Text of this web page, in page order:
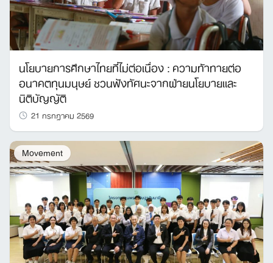
นโยบายการศึกษาไทยที่ไม่ต่อเนื่อง : ความท้าทายต่อ
อนาคตทุนมนุษย์ ชวนฟังทัศนะจากฝ่ายนโยบายและ
นิติบัญญัติ
21 กรกฎาคม 2569
Movement